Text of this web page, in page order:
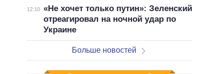
12:10 «Не хочет только путин»: Зеленский
отреагировал на ночной удар по
Украине
Больше новостей